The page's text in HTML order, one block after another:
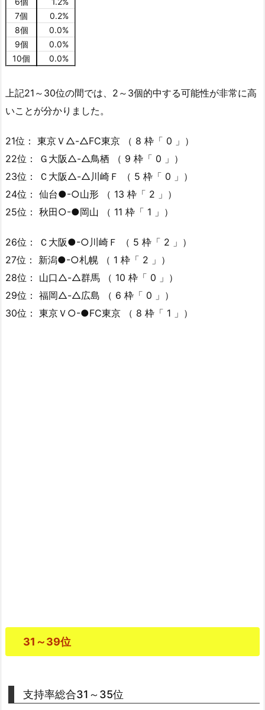
7個
0.2%
8個
0.0%
9個
0.0%
10個
0.0%
上記21～30位の間では、2～3個的中する可能性が非常に高
いことが分かりました。
21位： 東京Ｖ△-△FC東京 （ 8 枠「 0 」）
22位： Ｇ大阪△-△鳥栖 （ 9 枠「 0 」）
23位： Ｃ大阪△-△川崎Ｆ （ 5 枠「 0 」）
24位： 仙台●-○山形 （ 13 枠「 2 」）
25位： 秋田○-●岡山 （ 11 枠「 1 」）
26位： Ｃ大阪●-○川崎Ｆ （ 5 枠「 2 」）
27位： 新潟●-○札幌 （ 1 枠「 2 」）
28位： 山口△-△群馬 （ 10 枠「 0 」）
29位： 福岡△-△広島 （ 6 枠「 0 」）
30位： 東京Ｖ○-●FC東京 （ 8 枠「 1 」）
31～39位
支持率総合31～35位